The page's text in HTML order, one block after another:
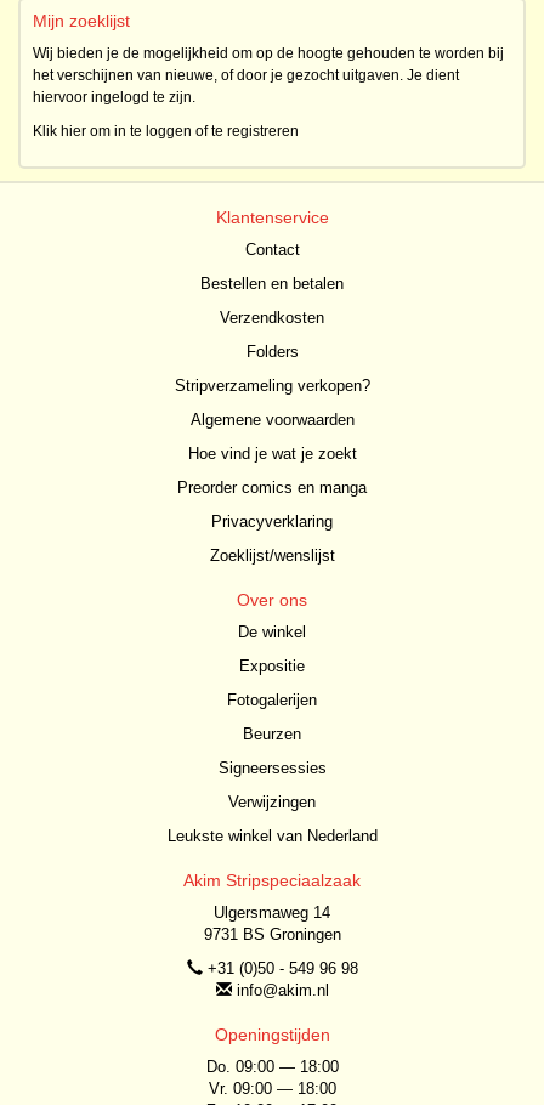
Mijn zoeklijst
Wij bieden je de mogelijkheid om op de hoogte gehouden te worden bij
het verschijnen van nieuwe, of door je gezocht uitgaven. Je dient
hiervoor ingelogd te zijn.
Klik hier om in te loggen of te registreren
Klantenservice
Contact
Bestellen en betalen
Verzendkosten
Folders
Stripverzameling verkopen?
Algemene voorwaarden
Hoe vind je wat je zoekt
Preorder comics en manga
Privacyverklaring
Zoeklijst/wenslijst
Over ons
De winkel
Expositie
Fotogalerijen
Beurzen
Signeersessies
Verwijzingen
Leukste winkel van Nederland
Akim Stripspeciaalzaak
Ulgersmaweg 14
9731 BS Groningen
+31 (0)50 - 549 96 98
info@akim.nl
Openingstijden
Do. 09:00 — 18:00
Vr. 09:00 — 18:00